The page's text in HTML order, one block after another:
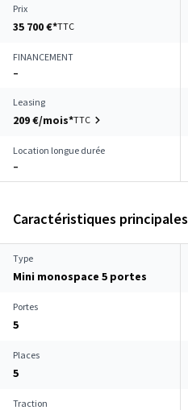
Prix
35 700 €*TTC
FINANCEMENT
–
Leasing
209 €/mois*TTC
Location longue durée
–
Caractéristiques principales
Type
Mini monospace 5 portes
Portes
5
Places
5
Traction